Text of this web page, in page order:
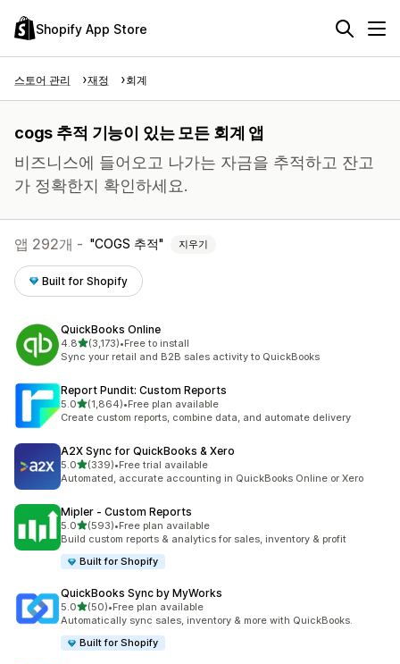
Shopify App Store
스토어 관리 재정 회계
cogs 추적 기능이 있는 모든 회계 앱
비즈니스에 들어오고 나가는 자금을 추적하고 잔고
가 정확한지 확인하세요.
앱 292개 - COGS 추적 지우기
Built for Shopify
QuickBooks Online
4.8별 5개 중
(3,173)
총 리뷰 3173개
•Free to install
Sync your retail and B2B sales activity to QuickBooks
Report Pundit: Custom Reports
5.0별 5개 중
(1,864)
총 리뷰 1864개
•Free plan available
Create custom reports, combine data, and automate delivery
A2X Sync for QuickBooks & Xero
5.0별 5개 중
(339)
총 리뷰 339개
•Free trial available
Automated, accurate accounting in QuickBooks Online or Xero
Mipler ‑ Custom Reports
5.0별 5개 중
(593)
총 리뷰 593개
•Free plan available
Build custom reports & analytics for sales, inventory & profit
Built for Shopify
QuickBooks Sync by MyWorks
5.0별 5개 중
(50)
총 리뷰 50개
•Free plan available
Automatically sync sales, inventory & more with QuickBooks.
Built for Shopify